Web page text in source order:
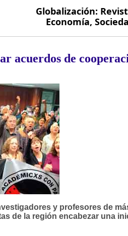
Globalización:
Economía,
acuerdos de
y profesores de
de la región encabezar una